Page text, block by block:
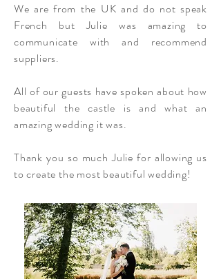
We are from the UK and do not speak
French but Julie was amazing to
communicate with and recommend
suppliers.
All of our guests have spoken about how
beautiful the castle is and what an
amazing wedding it was.
Thank you so much Julie for allowing us
to create the most beautiful wedding!